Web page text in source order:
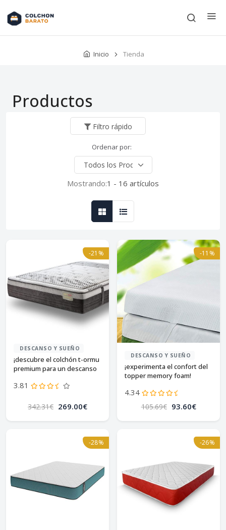
Inicio Tienda
Productos
Filtro rápido
Ordenar por:
Mostrando:1 - 16 artículos
-21%
DESCANSO Y SUEÑO
¡descubre el colchón t-ormu
premium para un descanso
3.81
342.31€ 269.00€
-11%
DESCANSO Y SUEÑO
¡experimenta el confort del
topper memory foam!
4.34
105.69€ 93.60€
-28% -26%